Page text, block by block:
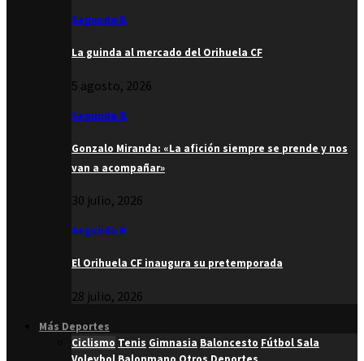
Segunda B
La guinda al mercado del Orihuela CF
5 agosto, 2026
Segunda B
Gonzalo Miranda: «La afición siempre se prende y nos
van a acompañar»
30 julio, 2026
Segunda B
El Orihuela CF inaugura su pretemporada
28 julio, 2026
Más Deportes
Ciclismo Tenis Gimnasia Baloncesto Fútbol Sala